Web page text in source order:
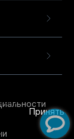
Принять